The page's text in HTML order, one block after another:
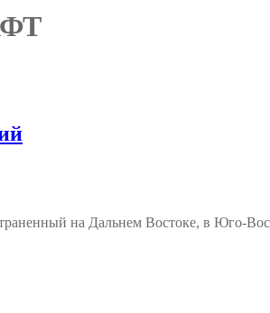
на Дальнем Востоке, в Юго-